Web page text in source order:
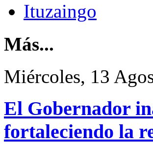
Ituzaingo
Más...
Miércoles, 13
El Gobernador
fortaleciendo la